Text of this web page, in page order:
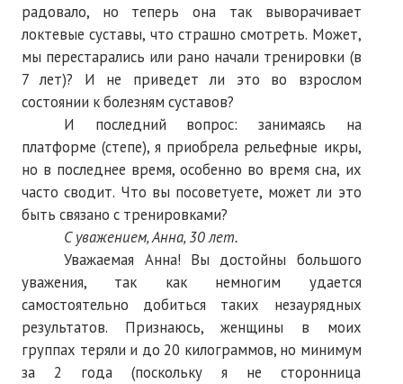
№ 5
№ 6
№ 9
2026 г.
№ 3
№ 4
радовало, но теперь она так выворачивает
локтевые суставы, что страшно смотреть. Может,
мы перестарались или рано начали тренировки (в
7 лет)? И не приведет ли это во взрослом
состоянии к болезням суставов?
И последний вопрос: занимаясь на
платформе (степе), я приобрела рельефные икры,
но в последнее время, особенно во время сна, их
часто сводит. Что вы посоветуете, может ли это
быть связано с тренировками?
С уважением, Анна, 30 лет.
Уважаемая Анна! Вы достойны большого
уважения, так как немногим удается
самостоятельно добиться таких незаурядных
результатов. Признаюсь, женщины в моих
группах теряли и до 20 килограммов, но минимум
за 2 года (поскольку я не сторонница